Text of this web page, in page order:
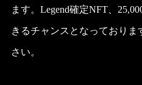
ます。Legend確定NFT、
きるチャンスとなっており
さい。